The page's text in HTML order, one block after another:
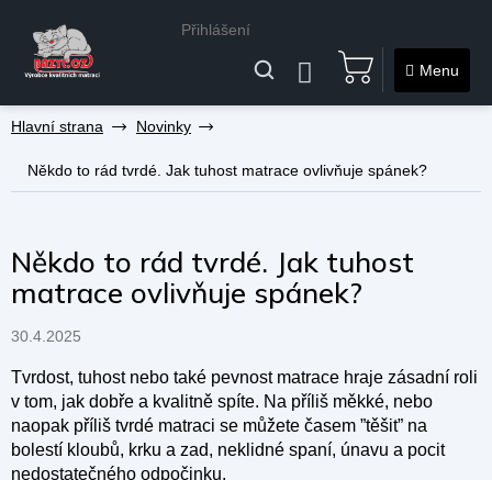
na
Přihlášení
NÁKUPNÍ
KOŠÍK
Novinky
Někdo to rád tvrdé. Jak tuhost matrace ovlivňuje spánek?
Někdo to rád tvrdé. Jak tuhost
matrace ovlivňuje spánek?
30.4.2025
Tvrdost, tuhost nebo také pevnost matrace hraje zásadní roli
v tom, jak dobře a kvalitně spíte. Na příliš měkké, nebo
naopak příliš tvrdé matraci se můžete časem ”těšit” na
bolestí kloubů, krku a zad, neklidné spaní, únavu a pocit
nedostatečného odpočinku.